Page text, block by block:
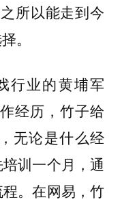
所以能走到今
。
行业的黄埔军
经历，竹子给
无论是什么经
训一个月，通
。在网易，竹